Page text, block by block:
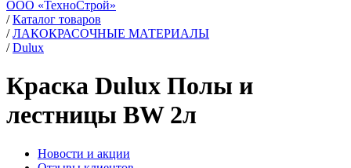
ООО «ТехноСтрой»
/ Каталог товаров
/ ЛАКОКРАСОЧНЫЕ МАТЕРИАЛЫ
/ Dulux
Краска Dulux Полы и
лестницы BW 2л
Новости и акции